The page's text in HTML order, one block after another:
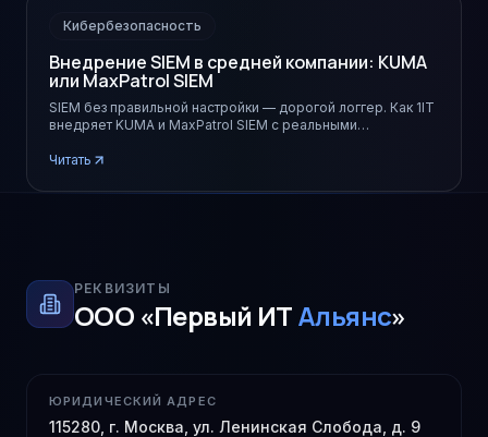
Кибербезопасность
Внедрение SIEM в средней компании: KUMA
или MaxPatrol SIEM
SIEM без правильной настройки — дорогой логгер. Как 1IT
внедряет KUMA и MaxPatrol SIEM с реальными
Читать
РЕКВИЗИТЫ
ООО «Первый ИТАльянс»
ЮРИДИЧЕСКИЙ АДРЕС
115280, г. Москва, ул. Ленинская Слобода, д. 9